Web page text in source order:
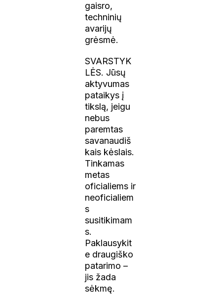
gaisro,
techninių
avarijų
grėsmė.
SVARSTYK
LĖS. Jūsų
aktyvumas
pataikys į
tikslą, jeigu
nebus
paremtas
savanaudiš
kais kėslais.
Tinkamas
metas
oficialiems ir
neoficialiem
s
susitikimam
s.
Paklausykit
e draugiško
patarimo –
jis žada
sėkmę.